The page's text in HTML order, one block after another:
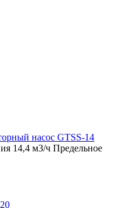
насос GTSS-14
14,4 м3/ч Предельное